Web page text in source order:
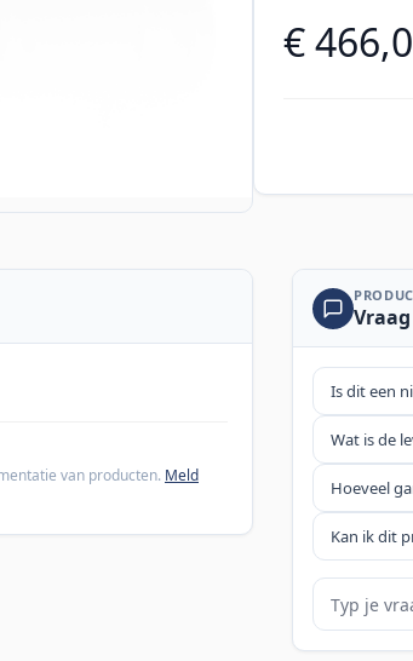
€
van producten. Meld
Is dit een
Wat is de
Hoeveel
Kan ik dit
Je vraag